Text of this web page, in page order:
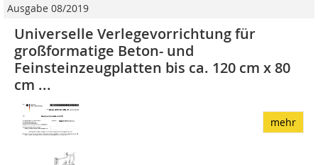
Ausgabe 08/2019
Universelle Verlegevorrichtung für
großformatige Beton- und
Feinsteinzeugplatten bis ca. 120 cm x 80
cm ...
mehr